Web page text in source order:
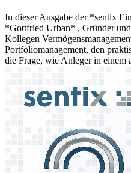
In dieser Ausgabe der *sentix
*Gottfried Urban* , Gründer
Kollegen
Portfoliomanagement, den
die Frage, wie Anleger in